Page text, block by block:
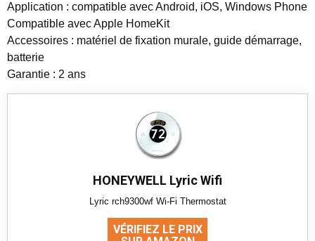
Application : compatible avec Android, iOS, Windows Phone
Compatible avec Apple HomeKit
Accessoires : matériel de fixation murale, guide démarrage,
batterie
Garantie : 2 ans
HONEYWELL Lyric Wifi
Lyric rch9300wf Wi-Fi Thermostat
VÉRIFIEZ LE PRIX